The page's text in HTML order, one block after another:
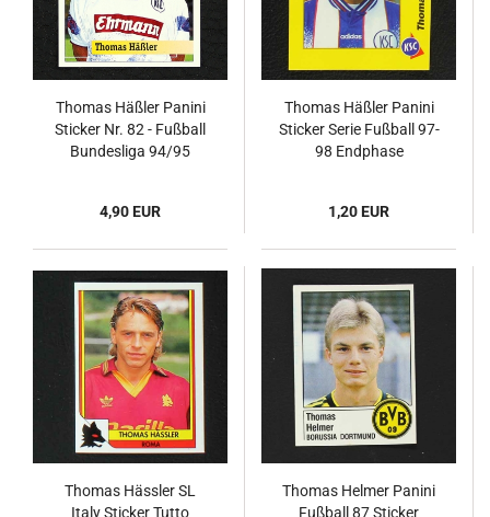
Thomas Häßler Panini
Sticker Nr. 82 - Fußball
Bundesliga 94/95
4,90 EUR
Thomas Häßler Panini
Sticker Serie Fußball 97-
98 Endphase
1,20 EUR
Thomas Hässler SL
Italy Sticker Tutto
Thomas Helmer Panini
Fußball 87 Sticker